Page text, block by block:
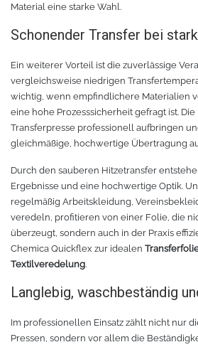
Material eine starke Wahl.
Schonender Transfer bei
Ein weiterer Vorteil ist die zuverlässige
vergleichsweise niedrigen
wichtig, wenn empfindlichere Materialien
eine hohe Prozesssicherheit gefragt ist.
Transferpresse professionell aufbringen
gleichmäßige, hochwertige Übertragung
Durch den sauberen Hitzetransfer
Ergebnisse und eine hochwertige Optik.
regelmäßig Arbeitskleidung,
veredeln, profitieren von einer Folie, die
überzeugt, sondern auch in der Praxis
Chemica Quickflex zur idealen
Textilveredelung.
Langlebig, waschbeständig
Im professionellen Einsatz zählt nicht nur
Pressen, sondern vor allem die